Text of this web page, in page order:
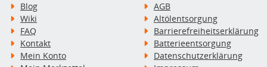
Blog
Wiki
FAQ
Kontakt
Mein Konto
AGB
Altölentsorgung
Barrierefreiheitserklärung
Batterieentsorgung
Datenschutzerklärung